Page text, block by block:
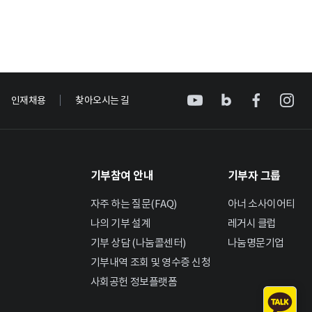
인재채용 찾아오시는 길
기부참여 안내
자주 하는 질문(FAQ)
나의 기부 설계
기부 상담 (나눔콜센터)
기부내역 조회 및 영수증 신청
사회공헌 정보플랫폼
기부자 그룹
아너 소사이어티
레거시 클럽
나눔명문기업